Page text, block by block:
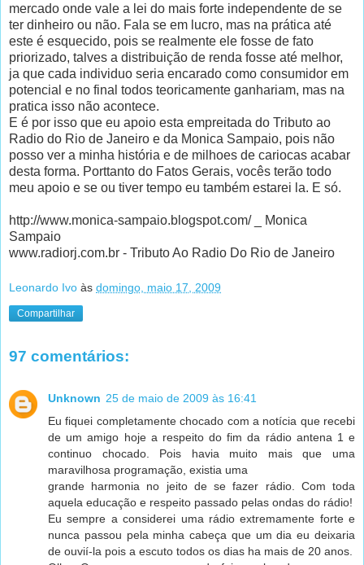
mercado onde vale a lei do mais forte independente de se
ter dinheiro ou não. Fala se em lucro, mas na prática até
este é esquecido, pois se realmente ele fosse de fato
priorizado, talves a distribuição de renda fosse até melhor,
ja que cada individuo seria encarado como consumidor em
potencial e no final todos teoricamente ganhariam, mas na
pratica isso não acontece.
E é por isso que eu apoio esta empreitada do Tributo ao
Radio do Rio de Janeiro e da Monica Sampaio, pois não
posso ver a minha história e de milhoes de cariocas acabar
desta forma. Porttanto do Fatos Gerais, vocês terão todo
meu apoio e se ou tiver tempo eu também estarei la. E só.
http://www.monica-sampaio.blogspot.com/ _ Monica
Sampaio
www.radiorj.com.br - Tributo Ao Radio Do Rio de Janeiro
Leonardo Ivo às domingo, maio 17, 2009
Compartilhar
97 comentários:
Unknown 25 de maio de 2009 às 16:41
Eu fiquei completamente chocado com a notícia que recebi
de um amigo hoje a respeito do fim da rádio antena 1 e
continuo chocado. Pois havia muito mais que uma
maravilhosa programação, existia uma
grande harmonia no jeito de se fazer rádio. Com toda
aquela educação e respeito passado pelas ondas do rádio!
Eu sempre a considerei uma rádio extremamente forte e
nunca passou pela minha cabeça que um dia eu deixaria
de ouvií-la pois a escuto todos os dias ha mais de 20 anos.